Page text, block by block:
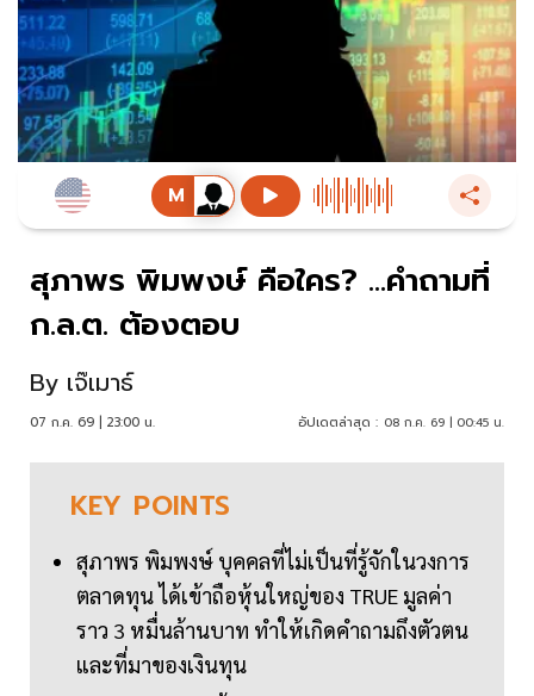
สุภาพร พิมพงษ์ คือใคร? ...คำถามที่
ก.ล.ต. ต้องตอบ
By เจ๊เมาธ์
07 ก.ค. 69 | 23:00 น. อัปเดตล่าสุด : 08 ก.ค. 69 | 00:45 น.
KEY POINTS
สุภาพร พิมพงษ์ บุคคลที่ไม่เป็นที่รู้จักในวงการ
ตลาดทุน ได้เข้าถือหุ้นใหญ่ของ TRUE มูลค่า
ราว 3 หมื่นล้านบาท ทำให้เกิดคำถามถึงตัวตน
และที่มาของเงินทุน